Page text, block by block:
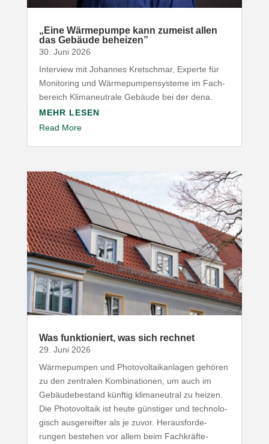
„ Eine Wärme­pumpe kann zumeist allen
das Gebäude beheizen”
30. Juni 2026
Interview mit Johannes Kret­schmar, Experte für
Moni­toring und Wärme­pum­pen­systeme im Fach­
be­reich Klima­neu­trale Gebäude bei der dena.
MEHR LESEN
Read More
Was funk­tio­niert, was sich rechnet
29. Juni 2026
Wärme­pumpen und Photo­vol­ta­ik­an­lagen gehören
zu den zentralen Kombi­na­tionen, um auch im
Gebäu­de­be­stand künftig klima­neutral zu heizen.
Die Photo­voltaik ist heute günstiger und tech­no­lo­
gisch ausge­reifter als je zuvor. Heraus­for­de­
rungen bestehen vor allem beim Fach­kräf­te­